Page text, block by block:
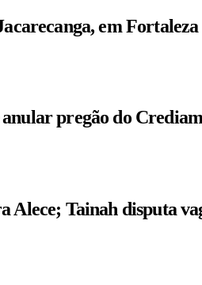
em Fortaleza
pregão do
Alece; Tainah disputa